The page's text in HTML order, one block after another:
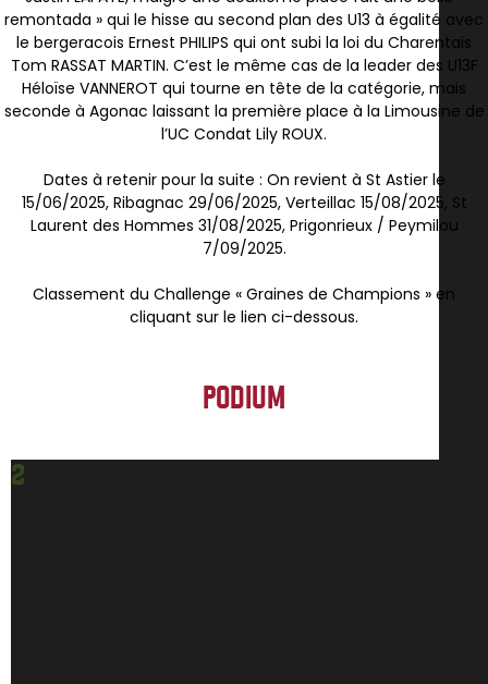
remontada » qui le hisse au second plan des U13 à égalité avec
le bergeracois Ernest PHILIPS qui ont subi la loi du Charentais
Tom RASSAT MARTIN. C’est le même cas de la leader des U13F
Héloïse VANNEROT qui tourne en tête de la catégorie, mais
seconde à Agonac laissant la première place à la Limousine de
l’UC Condat Lily ROUX.
Dates à retenir pour la suite : On revient à St Astier le
15/06/2025, Ribagnac 29/06/2025, Verteillac 15/08/2025, St
Laurent des Hommes 31/08/2025, Prigonrieux / Peymilou
7/09/2025.
Classement du Challenge « Graines de Champions » en
cliquant sur le lien ci-dessous.
PODIUM
2